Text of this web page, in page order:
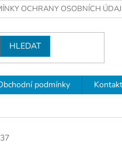
OCHRANY OSOBNÍCH
HLEDAT
podmínky